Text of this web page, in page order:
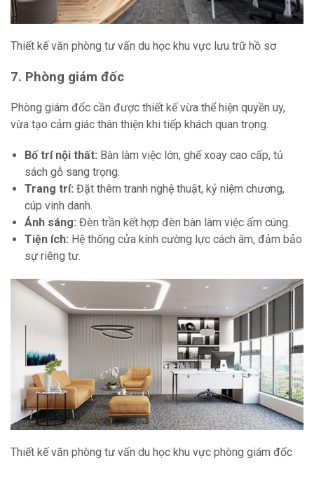
Thiết kế văn phòng tư vấn du học khu vực lưu trữ hồ sơ
7. Phòng giám đốc
Phòng giám đốc cần được thiết kế vừa thể hiện quyền uy,
vừa tạo cảm giác thân thiện khi tiếp khách quan trọng.
Bố trí nội thất: Bàn làm việc lớn, ghế xoay cao cấp, tủ
sách gỗ sang trọng.
Trang trí: Đặt thêm tranh nghệ thuật, kỷ niệm chương,
cúp vinh danh.
Ánh sáng: Đèn trần kết hợp đèn bàn làm việc ấm cúng.
Tiện ích: Hệ thống cửa kính cường lực cách âm, đảm bảo
sự riêng tư.
Thiết kế văn phòng tư vấn du học khu vực phòng giám đốc